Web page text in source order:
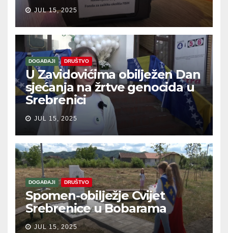
JUL 15, 2025
DOGAĐAJI DRUŠTVO
U Zavidovićima obilježen Dan
sjećanja na žrtve genocida u
Srebrenici
JUL 15, 2025
DOGAĐAJI DRUŠTVO
Spomen-obilježje Cvijet
Srebrenice u Bobarama
JUL 15, 2025